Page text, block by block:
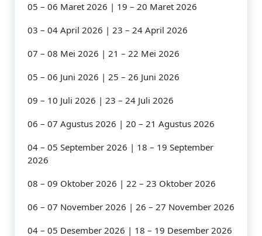
05 – 06 Maret 2026 | 19 – 20 Maret 2026
03 – 04 April 2026 | 23 – 24 April 2026
07 – 08 Mei 2026 | 21 – 22 Mei 2026
05 – 06 Juni 2026 | 25 – 26 Juni 2026
09 – 10 Juli 2026 | 23 – 24 Juli 2026
06 – 07 Agustus 2026 | 20 – 21 Agustus 2026
04 – 05 September 2026 | 18 – 19 September
2026
08 – 09 Oktober 2026 | 22 – 23 Oktober 2026
06 – 07 November 2026 | 26 – 27 November 2026
04 – 05 Desember 2026 | 18 – 19 Desember 2026